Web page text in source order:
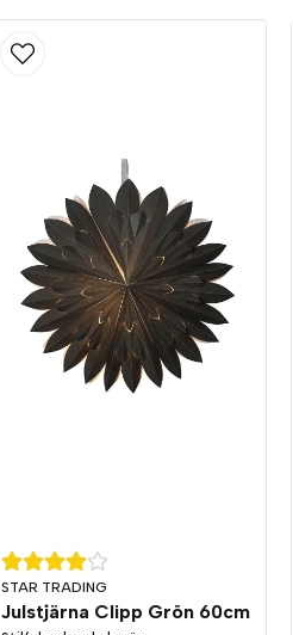
STAR TRADING
Julstjärna Clipp Grön 60cm